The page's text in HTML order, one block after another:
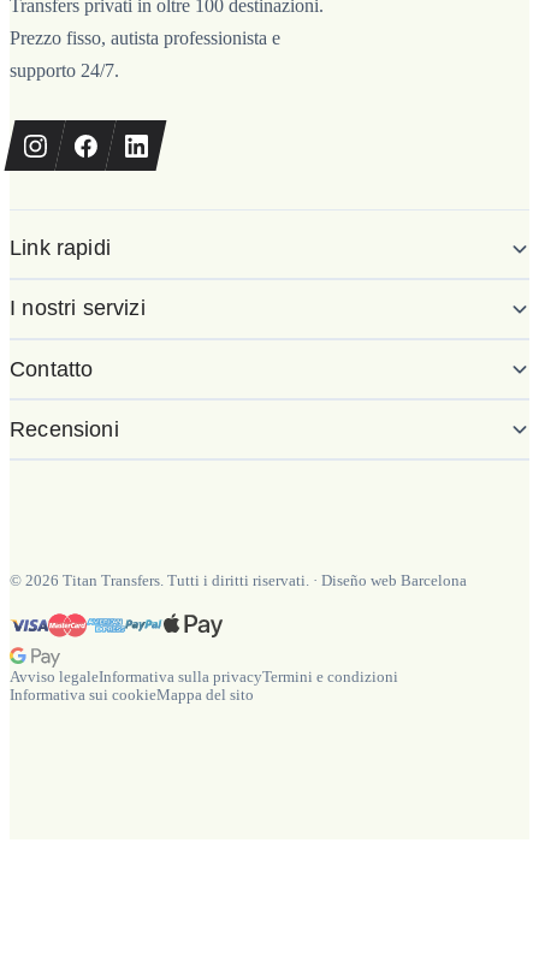
Transfers privati in oltre 100 destinazioni.
Prezzo fisso, autista professionista e
supporto 24/7.
Link rapidi
I nostri servizi
Contatto
Recensioni
© 2026 Titan Transfers. Tutti i diritti riservati. · Diseño web Barcelona
Avviso legaleInformativa sulla privacyTermini e condizioni
Informativa sui cookieMappa del sito